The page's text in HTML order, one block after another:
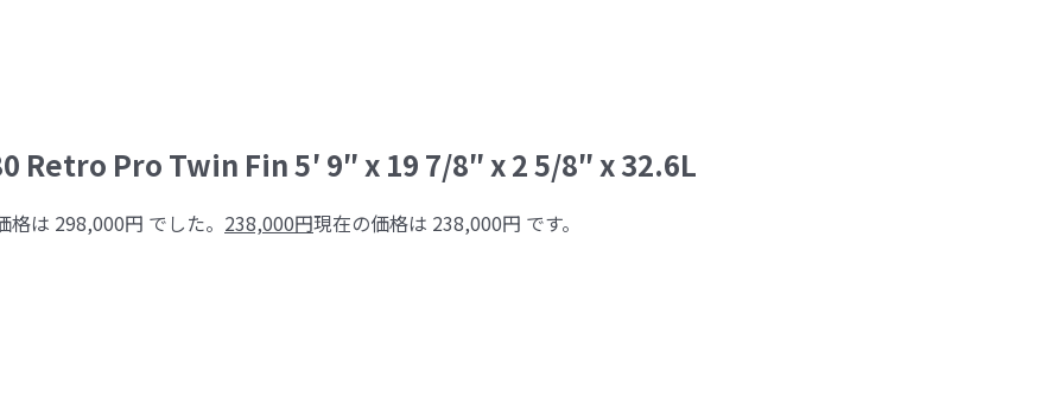
Retro Pro Twin Fin 5′ 9″ x 19 7/8″ x 2 5/8″ x 32.6L
格は 298,000円 でした。 238,000円現在の価格は 238,000円 です。